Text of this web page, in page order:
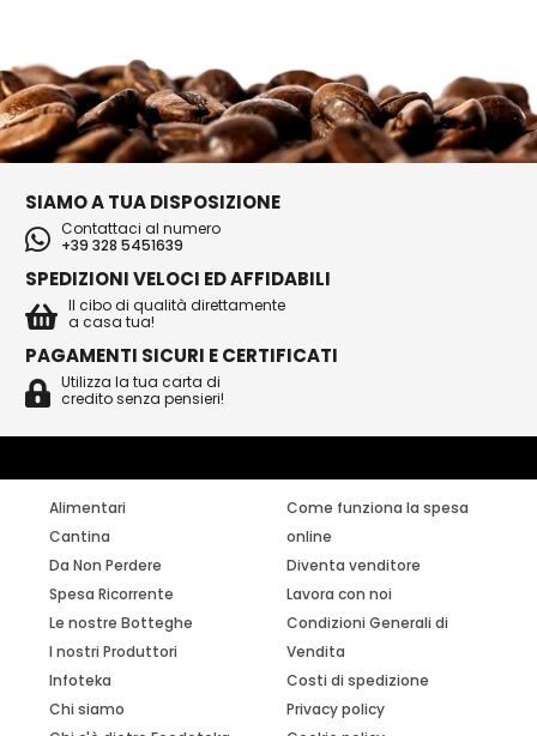
SIAMO A TUA DISPOSIZIONE
Contattaci al numero
+39 328 5451639
SPEDIZIONI VELOCI ED AFFIDABILI
Il cibo di qualità direttamente
a casa tua!
PAGAMENTI SICURI E CERTIFICATI
Utilizza la tua carta di
credito senza pensieri!
Alimentari
Cantina
Da Non Perdere
Spesa Ricorrente
Le nostre Botteghe
I nostri Produttori
Infoteka
Chi siamo
Come funziona la spesa
online
Diventa venditore
Lavora con noi
Condizioni Generali di
Vendita
Costi di spedizione
Privacy policy